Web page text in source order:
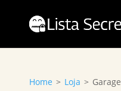
Home > Loja > Garage